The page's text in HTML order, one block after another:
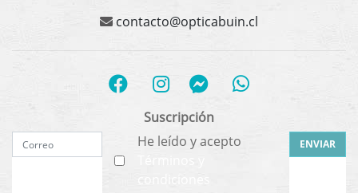
contacto@opticabuin.cl
Suscripción
He leído y acepto
condiciones
ENVIAR